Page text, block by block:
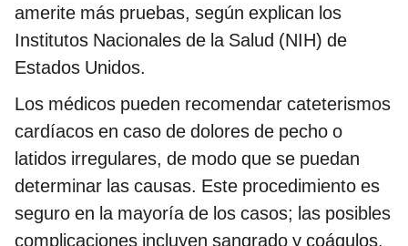
amerite más pruebas, según explican los
Institutos Nacionales de la Salud (NIH) de
Estados Unidos.
Los médicos pueden recomendar cateterismos
cardíacos en caso de dolores de pecho o
latidos irregulares, de modo que se puedan
determinar las causas. Este procedimiento es
seguro en la mayoría de los casos; las posibles
complicaciones incluyen sangrado y coágulos,